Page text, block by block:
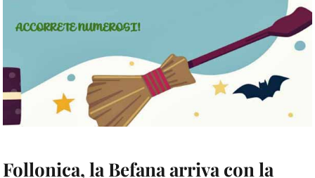
Follonica, la Befana arriva con la